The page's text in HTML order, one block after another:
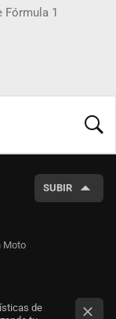
Fórmula 1
SUBIR
Moto
de